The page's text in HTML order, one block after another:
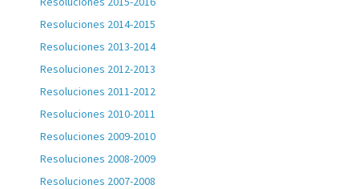
Resoluciones 2014-2015
Resoluciones 2013-2014
Resoluciones 2012-2013
Resoluciones 2011-2012
Resoluciones 2010-2011
Resoluciones 2009-2010
Resoluciones 2008-2009
Resoluciones 2007-2008